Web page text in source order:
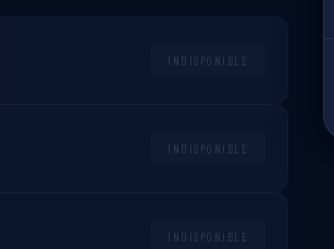
INDISPONIBLE
INDISPONIBLE
INDISPONIBLE